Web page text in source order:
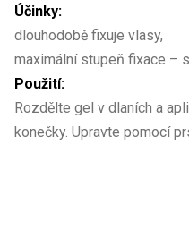
Účinky:
dlouhodobě fixuje vlasy,
maximální stupeň fixace –
Použití:
Rozdělte gel v dlaních a
konečky. Upravte pomocí